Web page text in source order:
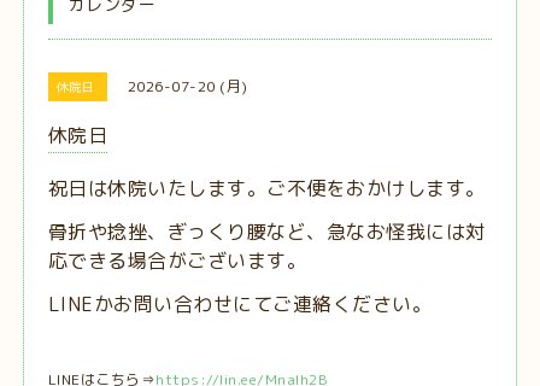
休院日 2026-07-20 (月)
休院日
祝日は休院いたします。ご不便をおかけします。
骨折や捻挫、ぎっくり腰など、急なお怪我には対
応できる場合がございます。
LINEかお問い合わせにてご連絡ください。
LINEはこちら⇒https://lin.ee/MnaIh2B